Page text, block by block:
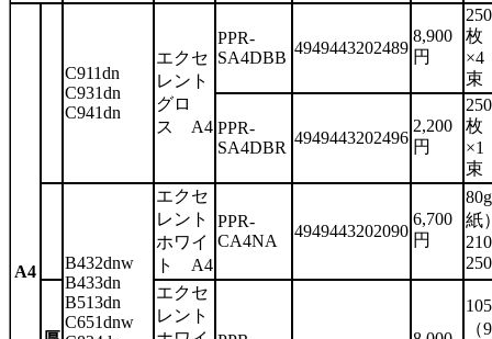
A4
C911dn
C931dn
C941dn
エクセ
レント
グロ
ス A4
PPR-
SA4DBB
4949443202489
8,900
円
250
枚
×4
束
PPR-
SA4DBR
4949443202496
2,200
円
250
枚
×1
束
B432dnw
B433dn
B513dn
C651dnw
エクセ
レント
ホワイ
ト A4
PPR-
CA4NA
4949443202090
6,700
円
紙
エクセ
レント